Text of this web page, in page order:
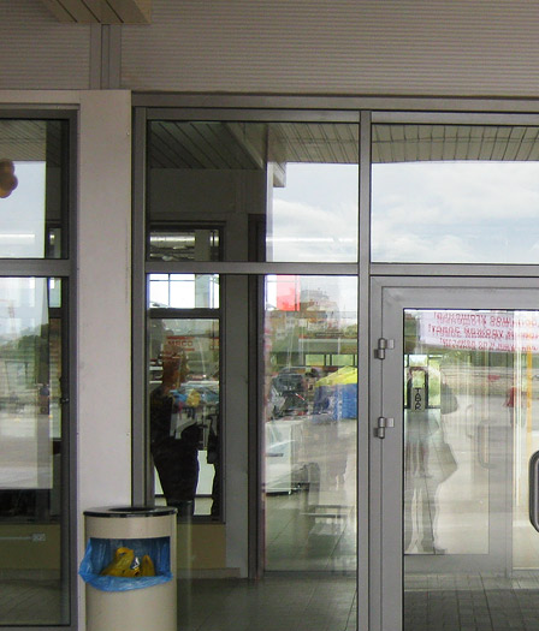
Перейти к основному содержанию